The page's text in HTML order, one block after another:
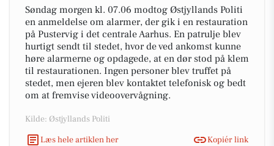
Søndag morgen kl. 07.06 modtog Østjyllands Politi
en anmeldelse om alarmer, der gik i en restauration
på Pustervig i det centrale Aarhus. En patrulje blev
hurtigt sendt til stedet, hvor de ved ankomst kunne
høre alarmerne og opdagede, at en dør stod på klem
til restaurationen. Ingen personer blev truffet på
stedet, men ejeren blev kontaktet telefonisk og bedt
om at fremvise videoovervågning.
Kilde: Østjyllands Politi
Læs hele artiklen her
Kopiér link